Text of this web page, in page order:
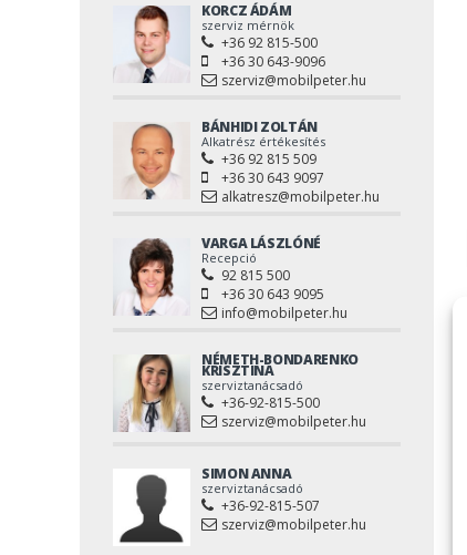
KORCZ ÁDÁM
szerviz mérnök
+36 92 815-500
+36 30 643-9096
szerviz@mobilpeter.hu
BÁNHIDI ZOLTÁN
Alkatrész értékesítés
+36 92 815 509
+36 30 643 9097
alkatresz@mobilpeter.hu
VARGA LÁSZLÓNÉ
Recepció
92 815 500
+36 30 643 9095
info@mobilpeter.hu
NÉMETH-BONDARENKO
KRISZTINA
szerviztanácsadó
+36-92-815-500
szerviz@mobilpeter.hu
SIMON ANNA
szerviztanácsadó
+36-92-815-507
szerviz@mobilpeter.hu